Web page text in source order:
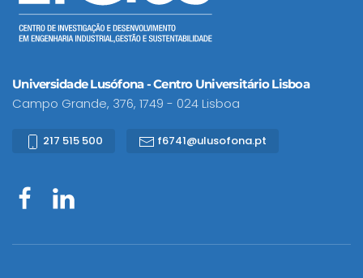
Universidade Lusófona - Centro Universitário Lisboa
Campo Grande, 376, 1749 - 024 Lisboa
217 515 500 f6741@ulusofona.pt